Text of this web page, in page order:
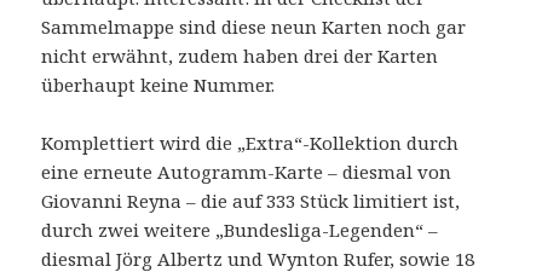
Sammelmappe sind diese neun Karten noch gar
nicht erwähnt, zudem haben drei der Karten
überhaupt keine Nummer.
Komplettiert wird die „Extra“-Kollektion durch
eine erneute Autogramm-Karte – diesmal von
Giovanni Reyna – die auf 333 Stück limitiert ist,
durch zwei weitere „Bundesliga-Legenden“ –
diesmal Jörg Albertz und Wynton Rufer, sowie 18